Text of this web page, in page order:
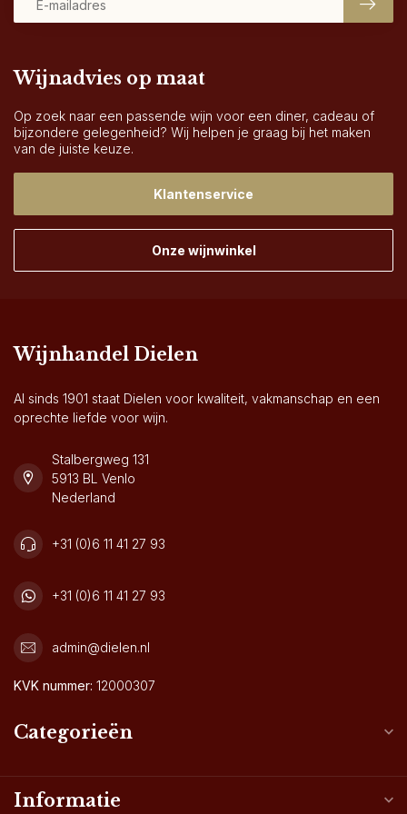
Wijnadvies op maat
Op zoek naar een passende wijn voor een diner, cadeau of
bijzondere gelegenheid? Wij helpen je graag bij het maken
van de juiste keuze.
Klantenservice
Onze wijnwinkel
Wijnhandel Dielen
Al sinds 1901 staat Dielen voor kwaliteit, vakmanschap en een
oprechte liefde voor wijn.
Stalbergweg 131
5913 BL Venlo
Nederland
+31 (0)6 11 41 27 93
+31 (0)6 11 41 27 93
admin@dielen.nl
KVK nummer: 12000307
Categorieën
Informatie